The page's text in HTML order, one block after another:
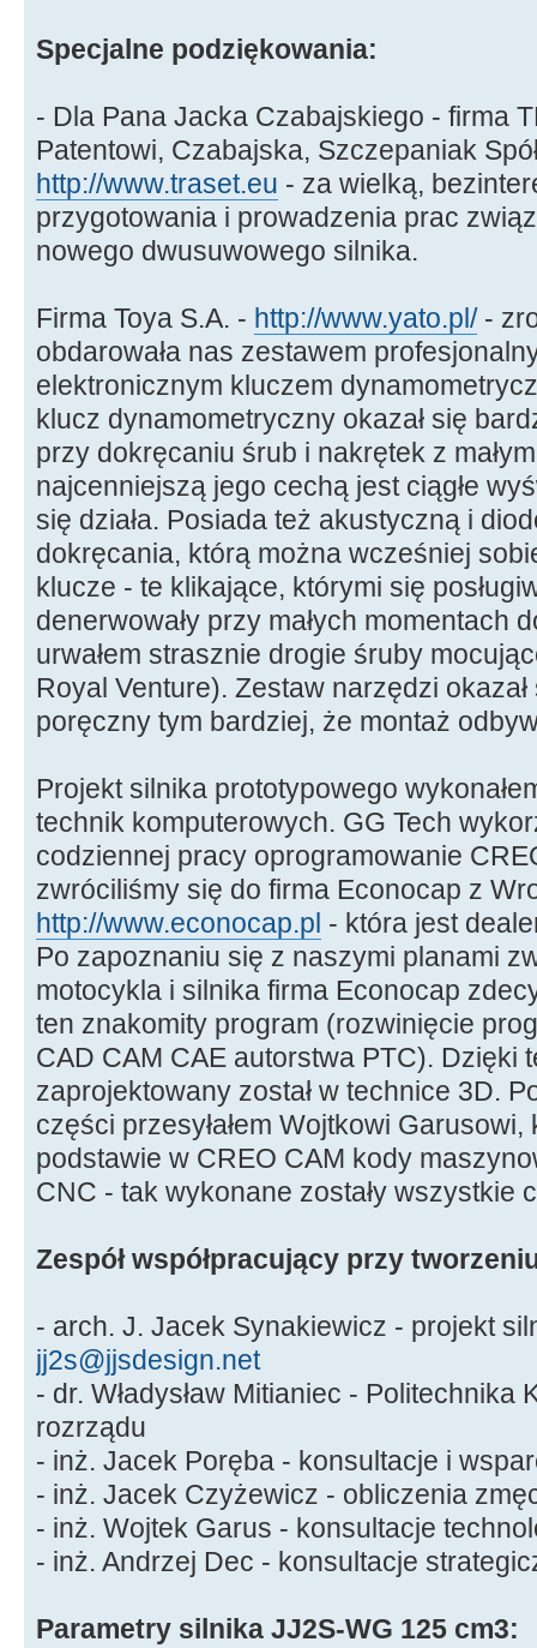
Specjalne podziękowania:
- Dla Pana Jacka Czabajskiego - firma
Patentowi, Czabajska, Szczepaniak
http://www.traset.eu - za wielką,
przygotowania i prowadzenia prac
nowego dwusuwowego silnika.
Firma Toya S.A. - http://www.yato.pl/-
obdarowała nas zestawem
elektronicznym kluczem
klucz dynamometryczny okazał się
przy dokręcaniu śrub i nakrętek z
najcenniejszą jego cechą jest ciągłe
się działa. Posiada też akustyczną i
dokręcania, którą można wcześniej
klucze - te klikające, którymi się
denerwowały przy małych momentach
urwałem strasznie drogie śruby
Royal Venture). Zestaw narzędzi
poręczny tym bardziej, że montaż
Projekt silnika prototypowego
technik komputerowych. GG Tech
codziennej pracy oprogramowanie
zwróciliśmy się do firma Econocap z
http://www.econocap.pl - która jest
Po zapoznaniu się z naszymi planami
motocykla i silnika firma Econocap
ten znakomity program (rozwinięcie
CAD CAM CAE autorstwa PTC). Dzięki
zaprojektowany został w technice 3D.
części przesyłałem Wojtkowi Garusowi,
podstawie w CREO CAM kody
CNC - tak wykonane zostały wszystkie
Zespół współpracujący przy
- arch. J. Jacek Synakiewicz - projekt
jj2s@jjsdesign.net
- dr. Władysław Mitianiec - Politechnika
rozrządu
- inż. Jacek Poręba - konsultacje i
- inż. Jacek Czyżewicz - obliczenia
- inż. Wojtek Garus - konsultacje
- inż. Andrzej Dec - konsultacje
Parametry silnika JJ2S-WG 125 cm3: